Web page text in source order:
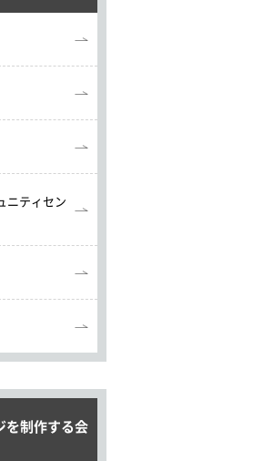
ニティセン
を制作する会